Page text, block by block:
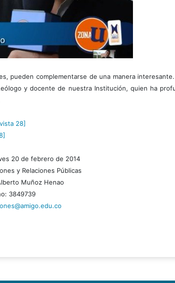
pueden complementarse de una manera
y docente de nuestra Institución, quien ha
28]
20 de febrero de 2014
y Relaciones Públicas
Muñoz Henao
3849739